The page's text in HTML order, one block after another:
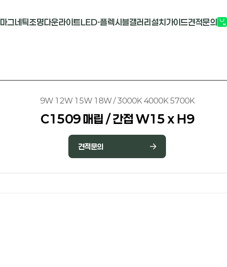
마그네틱조명
M2824R
다운라이트
사각 COB
LED·플렉시블
바리솔PCB
갤러리설치가이드견적문의
9W 12W 15W 18W / 3000K 4000K 5700K
C1509 매립 / 간접 W15 x H9
견적문의